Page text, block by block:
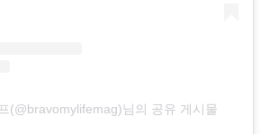
(@bravomylifemag)님의 공유 게시물